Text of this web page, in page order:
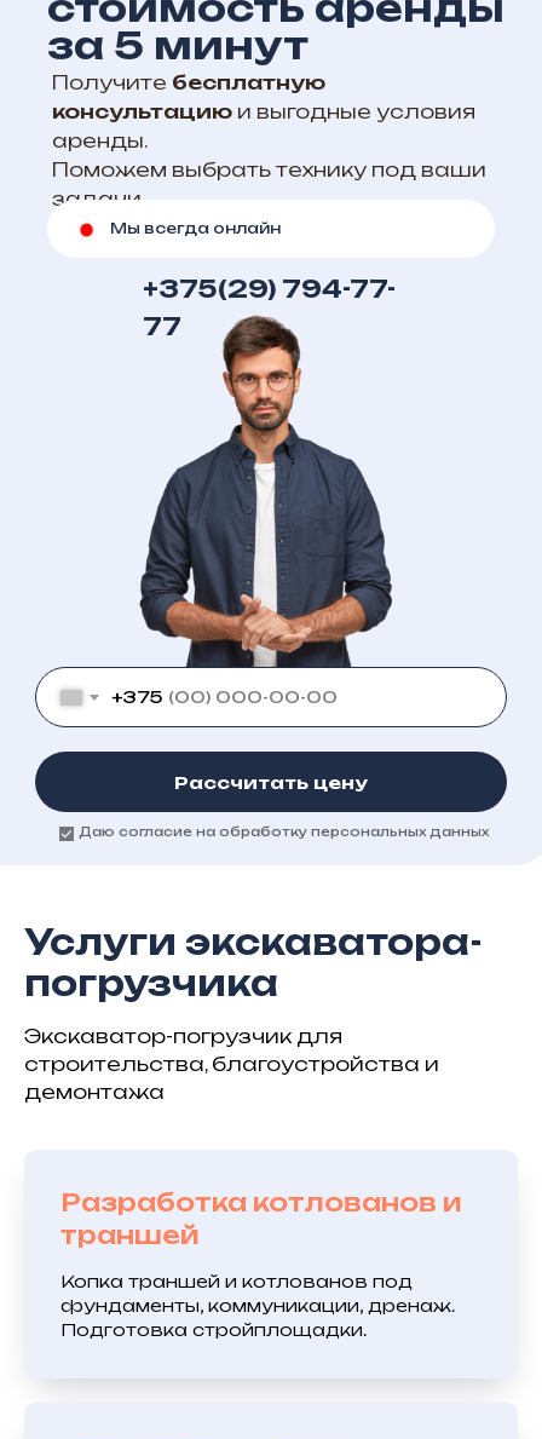
Даю согласие на обработку персональных данных
Получите бесплатную
консультацию и выгодные условия
аренды.
Поможем выбрать технику под ваши
задачи
за 5 минут
Мы всегда онлайн
+375
Рассчитать цену
+375(29) 794-77-
77
Услуги экскаватора-
погрузчика
Экскаватор-погрузчик для
строительства, благоустройства и
демонтажа
Разработка котлованов и
траншей
Копка траншей и котлованов под
фундаменты, коммуникации, дренаж.
Подготовка стройплощадки.